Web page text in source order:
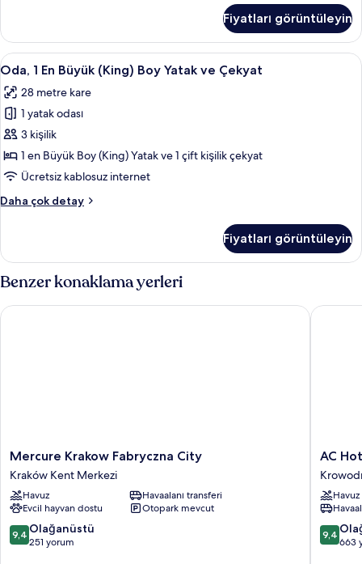
görün
Büyük
(King)
Boy
hakkında
daha
detay
Fiyatları görüntüleyin
Oda,
1
En
Büyük
(King)
Boy
Yatak
Çekyat
fotoğrafları
görün
Odada kasa, dizüstü bilgisayar
4
Oda, 1 En Büyük (King) Boy Yatak ve Çekyat
28 metre kare
1 yatak odası
3 kişilik
1 en Büyük Boy (King) Yatak ve 1 çift kişilik çekyat
Ücretsiz kablosuz internet
Daha çok detay
Oda,
(King)
Yatak
Çekyat
Fiyatları görüntüleyin
Benzer konaklama yerleri
Mercure
Krakow
Fabryczna
City
Kraków
Kent
Merkezi
Mercure Krakow Fabryczna City
Kraków Kent Merkezi
Havuz
Havaalanı transferi
Evcil hayvan dostu
Otopark mevcut
10
üzerinden
9,4 Olağanüstü
251 yorum
Mercure Krakow Fabryczna City
AC
Hotel
by
Marriott
Krakow
AC
Havuz
10
9,4
663
AC